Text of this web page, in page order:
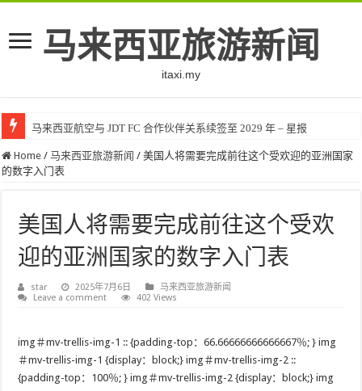
马来西亚旅游新闻
itaxi.my
马来西亚开始筛查 5000 名计划返回缅甸的难民
Home / 马来西亚旅游新闻 / 美国人将需要完成前往这个受欢迎的亚洲国家
的数字入门表
美国人将需要完成前往这个受欢
迎的亚洲国家的数字入门表
star 2025年7月6日
马来西亚旅游新闻
Leave a comment
402 Views
img＃mv-trellis-img-1 :: {padding-top：66.66666666666667％; } img
＃mv-trellis-img-1 {display：block;} img＃mv-trellis-img-2 ::
{padding-top：100％; } img＃mv-trellis-img-2 {display：block;} img